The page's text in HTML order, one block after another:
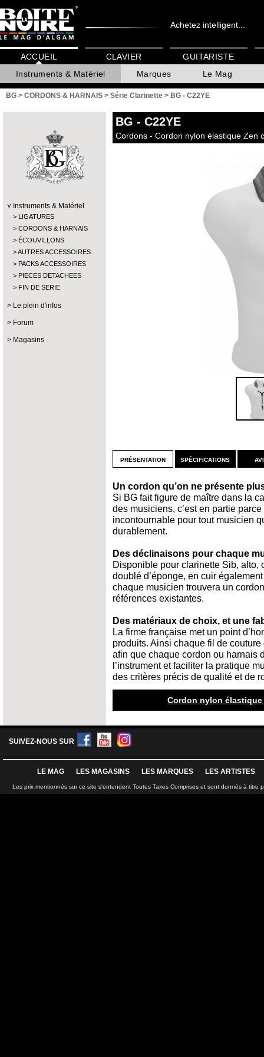
Achetez intelligent...
ACCUEIL
Instruments & Matériel
Marques Le Mag
CLAVIER GUITARISTE
BG > CORDONS & HARNAIS > Série Clarinette > BG - C22YE
Instruments & Matériel
LIGATURES
CORDONS & HARNAIS
ÉCOUVILLONS
AUTRES ACCESSOIRES
PACKS ACCESSOIRES
PIECES DETACHEES
FIN DE SERIE
Le plein d'infos
Forum
Magasins
BG - C22YE
Cordons - Cordon nylon élastique Zen
présentation
Un cordon qu’on ne présente
Si BG fait figure de maître dans la
des musiciens, c’est en partie
incontournable pour tout musicien
durablement.
Des déclinaisons pour chaque
Disponible pour clarinette Sib, alto,
doublé d’éponge, en cuir
chaque musicien trouvera un
références existantes.
Des matériaux de choix, et une
La firme française met un point
produits. Ainsi chaque fil de
afin que chaque cordon ou harnais
l’instrument et faciliter la pratique
des critères précis de qualité et de
spécifications
Cordon nylon
SUIVEZ-NOUS SUR
LE MAG LES MAGASINS LES MARQUES LES ARTISTES
Les prix mentionnés sur ce site s'entendent Toutes Taxes Comprises et sont donnés à